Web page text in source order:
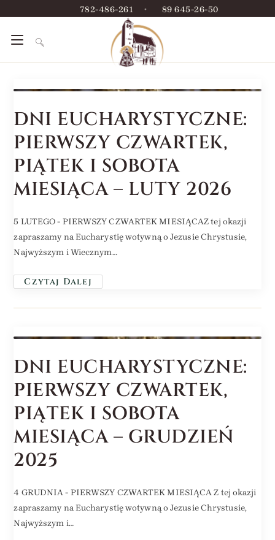
782-486-261 • 89 645-26-50
DNI EUCHARYSTYCZNE:
PIERWSZY CZWARTEK,
PIĄTEK I SOBOTA
MIESIĄCA – LUTY 2026
5 LUTEGO - PIERWSZY CZWARTEK MIESIĄCAZ tej okazji
zapraszamy na Eucharystię wotywną o Jezusie Chrystusie,
Najwyższym i Wiecznym…
Czytaj Dalej
DNI EUCHARYSTYCZNE:
PIERWSZY CZWARTEK,
PIĄTEK I SOBOTA
MIESIĄCA – GRUDZIEŃ
2025
4 GRUDNIA - PIERWSZY CZWARTEK MIESIĄCA Z tej okazji
zapraszamy na Eucharystię wotywną o Jezusie Chrystusie,
Najwyższym i…